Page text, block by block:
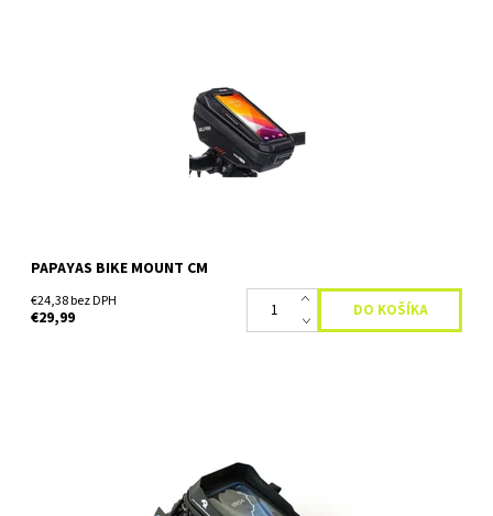
pomocou klipu, je vyrobená z odolného polykarbonátu,ktorý...
PAPAYAS BIKE MOUNT CM
€24,38 bez DPH
€29,99
Taška na bicykel značky Papayas. Praktická taška na každý
bicykel bola vyrobená z odolného polykarbonátu. Jeho silnou
stránkou je jeho vodeodolnosť. Ochráni tak...